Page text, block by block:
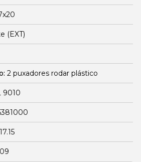
(EXT)
2 puxadores rodar plástico
9010
17.15